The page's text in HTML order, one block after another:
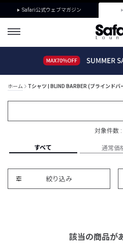
Safari公式ウェブマガジン
ホーム Tシャツ | BLIND BARBER (ブラインドバ
対象件数
すべて 通常価
絞り込み
該当の商品が